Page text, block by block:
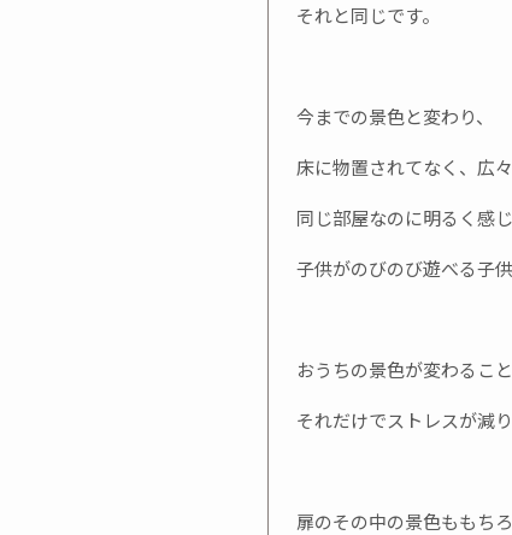
それと同じです。
今までの景色と変わり、
床に物置されてなく、広
同じ部屋なのに明るく感じ
子供がのびのび遊べる子供
おうちの景色が変わること
それだけでストレスが減り
扉のその中の景色ももちろ